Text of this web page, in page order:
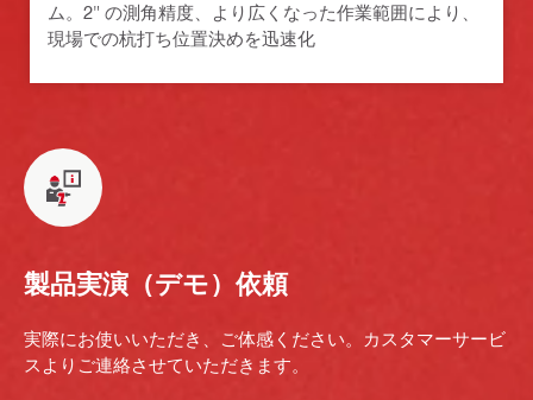
ム。2" の測角精度、より広くなった作業範囲により、
現場での杭打ち位置決めを迅速化
製品実演（デモ）依頼
実際にお使いいただき、ご体感ください。カスタマーサービ
スよりご連絡させていただきます。